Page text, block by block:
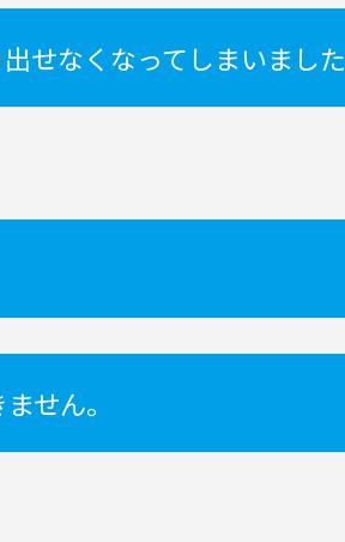
せなくなってしまいました
せん。